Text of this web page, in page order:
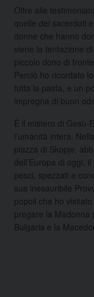
Oltre alle
quelle dei sacerdoti
donne che hanno
viene la tentazione
piccolo dono di
Perciò ho ricordato
tutta la pasta, e un
impregna di buon
È il mistero di Gesù-
l’umanità intera.
piazza di Skopje,
dell’Europa di oggi,
pesci, spezzati e
sua inesauribile
popoli che ho
pregare la Madonna
Bulgaria e la